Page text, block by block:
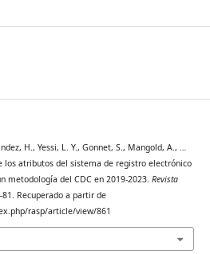
H., Yessi, L. Y., Gonnet, S., Mangold, A., …
los atributos del sistema de registro electrónico
metodología del CDC en 2019-2023. Revista
Recuperado a partir de
rasp/article/view/861